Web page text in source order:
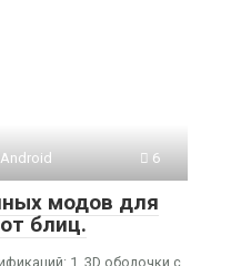
6
модов для
блиц.
1. 3D оболочки с